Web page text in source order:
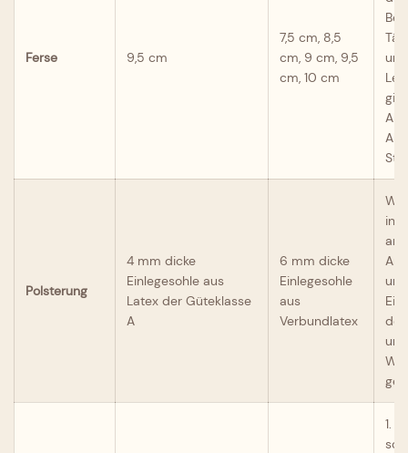
Ferse 9,5 cm
7,5 cm, 8,5
cm, 9 cm, 9,5
cm, 10 cm
Polsterung
4 mm dicke
Einlegesohle aus
Latex der Güteklasse
A
6 mm dicke
Einlegesohle
aus
Verbundlatex
Wir
in
an,
1.